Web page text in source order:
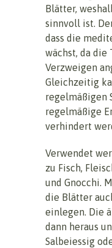
Blätter,
sinnvoll ist.
dass die
wächst, da die
Verzweigen
Gleichzeitig
regelmäßigen
regelmäßige
verhindert
Verwendet
zu Fisch,
und Gnocchi.
die Blätter
einlegen. Die
dann heraus
Salbeiessig